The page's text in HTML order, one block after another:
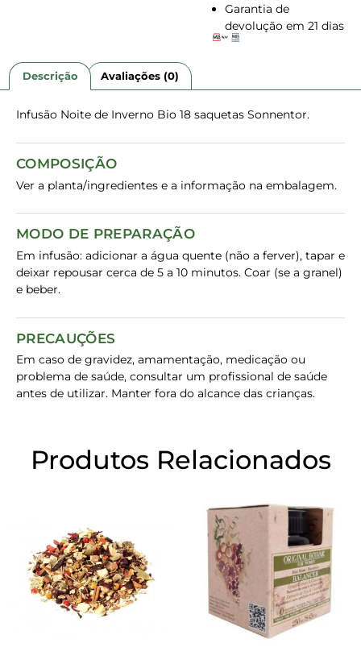
Garantia de
devolução em 21 dias
Descrição Avaliações (0)
Infusão Noite de Inverno Bio 18 saquetas Sonnentor.
COMPOSIÇÃO
Ver a planta/ingredientes e a informação na embalagem.
MODO DE PREPARAÇÃO
Em infusão: adicionar a água quente (não a ferver), tapar e
deixar repousar cerca de 5 a 10 minutos. Coar (se a granel)
e beber.
PRECAUÇÕES
Em caso de gravidez, amamentação, medicação ou
problema de saúde, consultar um profissional de saúde
antes de utilizar. Manter fora do alcance das crianças.
Produtos Relacionados